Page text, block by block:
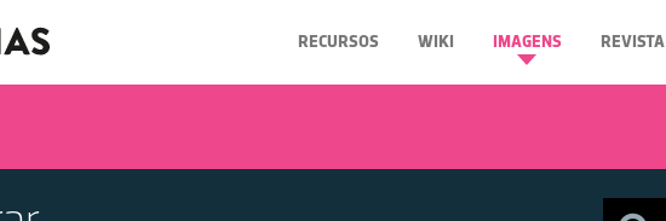
RECURSOS WIKI IMAGENS REVISTA